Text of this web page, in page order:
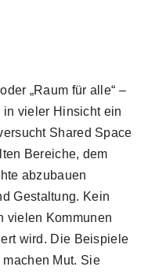
„Raum für alle“ –
in vieler Hinsicht ein
Shared Space
Bereiche, dem
abzubauen
Gestaltung. Kein
vielen Kommunen
wird. Die Beispiele
Mut. Sie